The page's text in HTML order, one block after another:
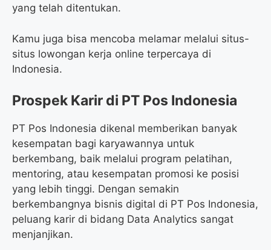
yang telah ditentukan.
Kamu juga bisa mencoba melamar melalui situs-
situs lowongan kerja online terpercaya di
Indonesia.
Prospek Karir di PT Pos Indonesia
PT Pos Indonesia dikenal memberikan banyak
kesempatan bagi karyawannya untuk
berkembang, baik melalui program pelatihan,
mentoring, atau kesempatan promosi ke posisi
yang lebih tinggi. Dengan semakin
berkembangnya bisnis digital di PT Pos Indonesia,
peluang karir di bidang Data Analytics sangat
menjanjikan.